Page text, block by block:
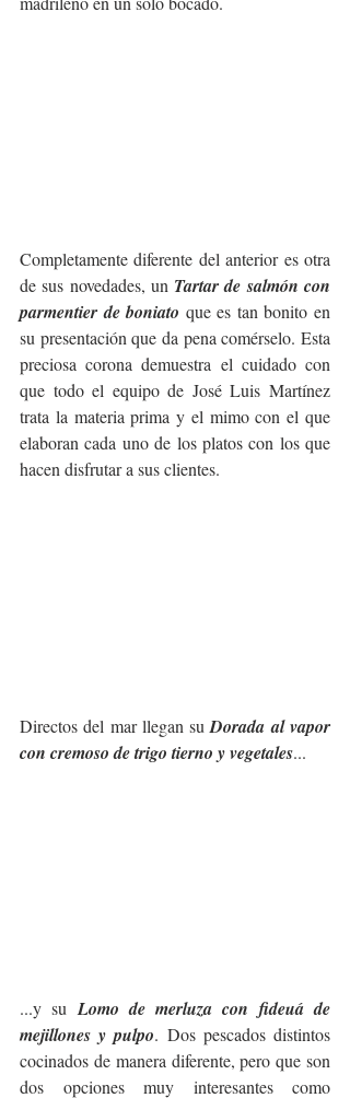
Completamente diferente del anterior es otra
de sus novedades, un Tartar de salmón con
parmentier de boniato que es tan bonito en
su presentación que da pena comérselo. Esta
preciosa corona demuestra el cuidado con
que todo el equipo de José Luis Martínez
trata la materia prima y el mimo con el que
elaboran cada uno de los platos con los que
hacen disfrutar a sus clientes.
Directos del mar llegan su Dorada al vapor
con cremoso de trigo tierno y vegetales...
...y su Lomo de merluza con fideuá de
mejillones y pulpo. Dos pescados distintos
cocinados de manera diferente, pero que son
dos opciones muy interesantes como